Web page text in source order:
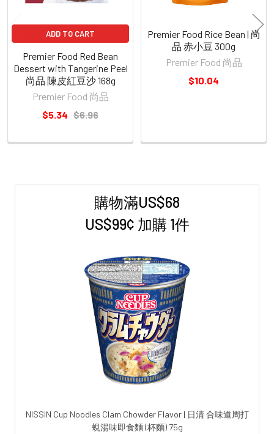
購物滿US$68
US$99¢ 加購 1件
NISSIN Cup Noodles Clam Chowder Flavor | 日清 合味道周打
蜆湯味即食麵 (杯麵) 75g
ADD TO CART
Premier Food Red Bean
Dessert with Tangerine Peel
尚品 陳皮紅豆沙 168g
Premier Food 尚品
$5.34 $6.96
Premier Food Rice Bean | 尚
品 赤小豆 300g
Premier Food 尚品
$10.04